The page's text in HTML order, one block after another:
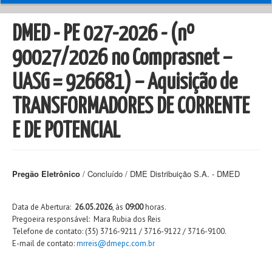
DMED - PE 027-2026 - (nº
90027/2026 no Comprasnet –
UASG = 926681) – Aquisição de
TRANSFORMADORES DE CORRENTE
E DE POTENCIAL
Pregão Eletrônico / Concluído / DME Distribuição S.A. - DMED
Data de Abertura: 26.05.2026, às 09:00horas.
Pregoeira responsável: Mara Rubia dos Reis
Telefone de contato: (35) 3716-9211 / 3716-9122 / 3716-9100.
E-mail de contato:mrreis@dmepc.com.br